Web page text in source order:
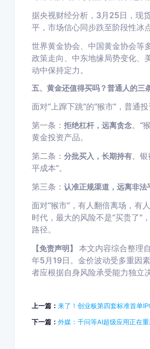
据央视财经分析，3月25日，现
平，市场信心同步跌至阶段性冰点
世界黄金协会、中国黄金协会等
政策走向、中东地缘局势变化、
动中保持定力。
五、黄金还值得买吗？普通人的三
面对“上蹿下跳”的“猴市”，普通
第一条： 拒绝杠杆，远离贪念。“
黄金投资产品。
第二条： 分批买入，长期持有。银
平成本”。
第三条： 认准正规渠道，远离非法
面对“猴市”，有人翻倍离场，有
时代，最大的风险不是“买贵了”
路径。
【免责声明】
本文内容综合整理
年5月19日。金价波动受多重因
者应根据自身风险承受能力独立
上一篇： 来了！创业板第四套标准首单
下一篇： 外媒：千问等AI超级应用正在